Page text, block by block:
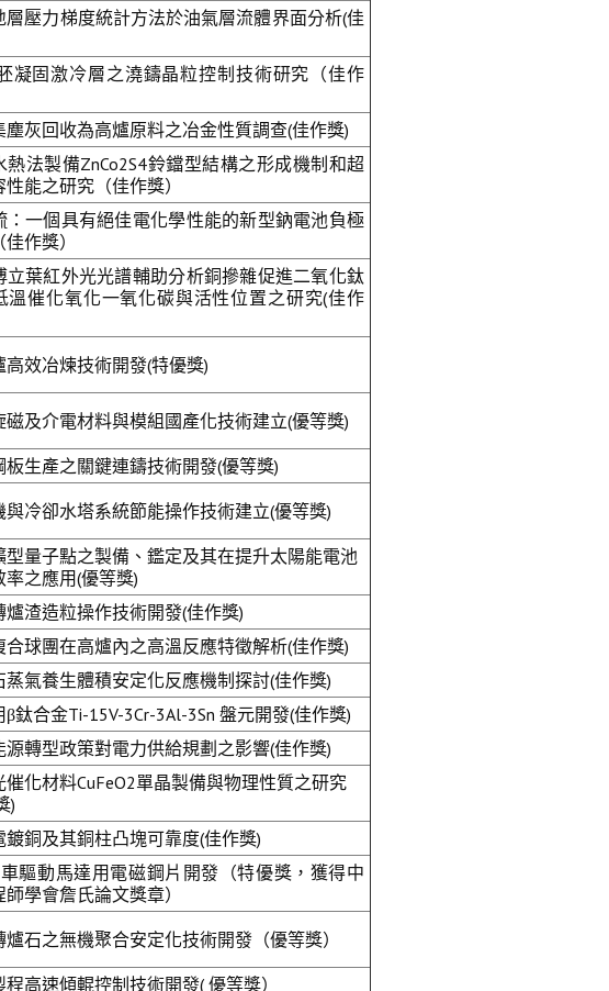
層壓力梯度統計方法於油氣層流體界面分析(佳
凝固激冷層之澆鑄晶粒控制技術研究（佳作
塵灰回收為高爐原料之冶金性質調查(佳作獎)
熱法製備ZnCo2S4鈴鐺型結構之形成機制和超
性能之研究（佳作獎）
：一個具有絕佳電化學性能的新型鈉電池負極
作獎）
立葉紅外光光譜輔助分析銅摻雜促進二氧化鈦
溫催化氧化一氧化碳與活性位置之研究(佳作
效冶煉技術開發(特優獎)
磁及介電材料與模組國產化技術建立(優等獎)
板生產之關鍵連鑄技術開發(優等獎)
與冷卻水塔系統節能操作技術建立(優等獎)
型量子點之製備、鑑定及其在提升太陽能電池
率之應用(優等獎)
爐渣造粒操作技術開發(佳作獎)
合球團在高爐內之高溫反應特徵解析(佳作獎)
蒸氣養生體積安定化反應機制探討(佳作獎)
β鈦合金Ti-15V-3Cr-3Al-3Sn 盤元開發(佳作獎)
源轉型政策對電力供給規劃之影響(佳作獎)
催化材料CuFeO2單晶製備與物理性質之研究
)
鍍銅及其銅柱凸塊可靠度(佳作獎)
驅動馬達用電磁鋼片開發（特優獎，獲得中
師學會詹氏論文獎章）
爐石之無機聚合安定化技術開發（優等獎）
程高速傾輥控制技術開發( 優等獎）